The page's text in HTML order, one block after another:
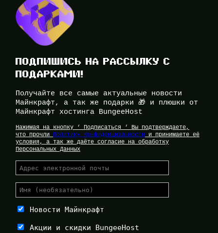
ПОДПИШИСЬ НА РАССЫЛКУ С
ПОДАРКАМИ!
Получайте все самые актуальные новости
Майнкрафт, а так же подарки 🎁 и плюшки от
Майнкрафт хостинга BungeeHost
Нажимая на кнопку ‘ Подписаться ‘ Вы подтверждаете,
что прочли Политику Конфиденциальности и принимаете её
условия, а так же даёте согласие на обработку
Персональных Данных
Новости Майнкрафт
Акции и скидки BungeeHost